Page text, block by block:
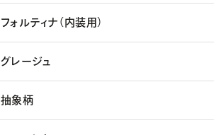
フォルティナ（内装用）
グレージュ
抽象柄